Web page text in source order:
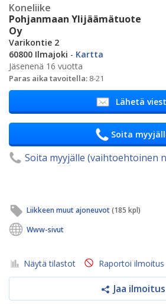
Koneliike
Pohjanmaan Ylijäämätuote
Oy
Varikontie 2
60800 Ilmajoki - Kartta
Jäsenenä 16 vuotta
Paras aika tavoitella: 8-21
Lähetä
Soita
Soita myyjälle (vaihtoehtoinen
Liikkeen muut ajoneuvot(185 kpl)
Www-sivut
Näytä tilastot Raportoi ilmoitus
Jaa ilmoitus